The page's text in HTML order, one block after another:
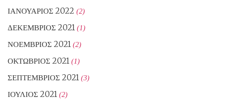
ΙΑΝΟΥΆΡΙΟΣ 2022 (2)
ΔΕΚΈΜΒΡΙΟΣ 2021 (1)
ΝΟΈΜΒΡΙΟΣ 2021 (2)
ΟΚΤΏΒΡΙΟΣ 2021 (1)
ΣΕΠΤΈΜΒΡΙΟΣ 2021 (3)
ΙΟΎΛΙΟΣ 2021 (2)